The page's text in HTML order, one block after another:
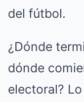
del fútbol.
¿Dónde
dónde
electoral?